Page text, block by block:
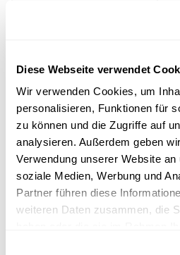
Diese Webseite verwendet
Wir verwenden Cookies, um
personalisieren, Funktionen für
zu können und die Zugriffe auf
analysieren. Außerdem geben
Verwendung unserer Website
soziale Medien, Werbung und
Partner führen diese
weiteren Daten zusammen, die
Positioniergenauigkeit
Nennkraft
Max. Halterkraft
Min. Hubzeit